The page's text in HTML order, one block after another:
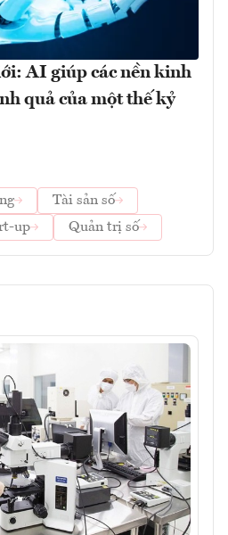
AI giúp các nền kinh
quả của một thế kỷ
Tài sản số
up Quản trị số